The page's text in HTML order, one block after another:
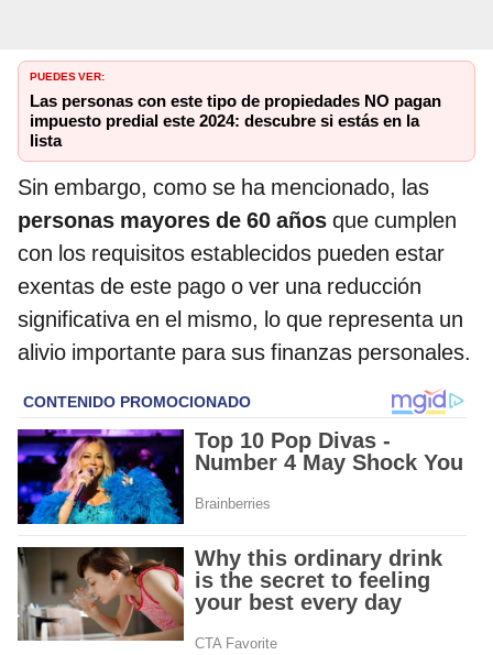
PUEDES VER:
Las personas con este tipo de propiedades NO pagan
impuesto predial este 2024: descubre si estás en la
lista
Sin embargo, como se ha mencionado, las
personas mayores de 60 años que cumplen
con los requisitos establecidos pueden estar
exentas de este pago o ver una reducción
significativa en el mismo, lo que representa un
alivio importante para sus finanzas personales.